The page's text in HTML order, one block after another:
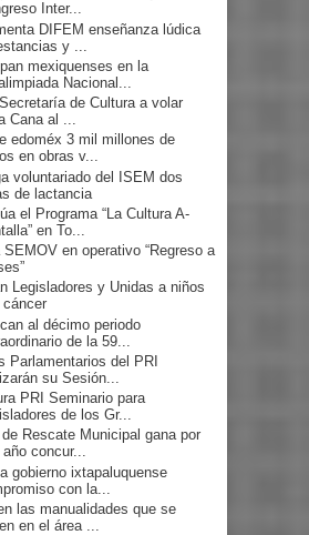
Inter...
DIFEM enseñanza lúdica
y ...
mexiquenses en la
Nacional...
de Cultura a volar
Cana al ...
edoméx 3 mil millones de
en obras v...
voluntariado del ISEM dos
de lactancia
el Programa “La Cultura A-
en To...
SEMOV en operativo “Regreso a
Legisladores y Unidas a niños
cáncer
al décimo periodo
de la 59...
Parlamentarios del PRI
su Sesión...
PRI Seminario para
de los Gr...
Rescate Municipal gana por
año concur...
gobierno ixtapaluquense
con la...
las manualidades que se
en el área ...